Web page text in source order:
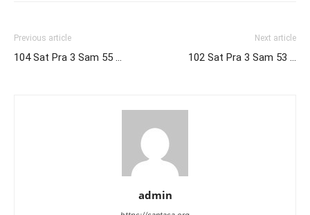
Previous article
104 Sat Pra 3 Sam 55 …
Next article
102 Sat Pra 3 Sam 53 …
admin